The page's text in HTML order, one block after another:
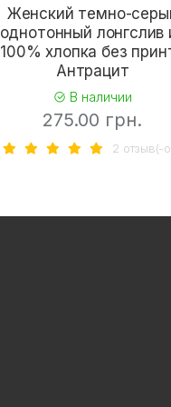
Женский темно-
однотонный лонгслив
100% хлопка без
Антрацит
В наличии
275.00 грн.
2 отзыв(-